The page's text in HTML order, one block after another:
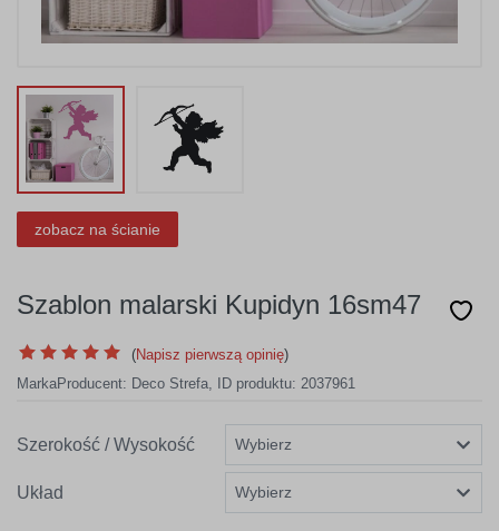
zobacz na ścianie
Szablon malarski Kupidyn 16sm47
(Napisz pierwszą opinię)
MarkaProducent: Deco Strefa, ID produktu: 2037961
Szerokość / Wysokość
Układ